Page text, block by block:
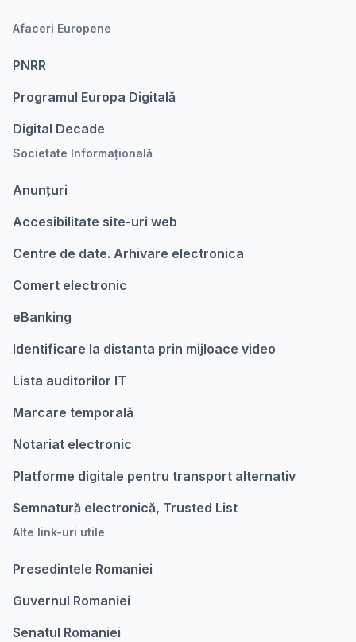
Afaceri Europene
PNRR
Programul Europa Digitalǎ
Digital Decade
Societate Informațională
Anunțuri
Accesibilitate site-uri web
Centre de date. Arhivare electronica
Comert electronic
eBanking
Identificare la distanta prin mijloace video
Lista auditorilor IT
Marcare temporalǎ
Notariat electronic
Platforme digitale pentru transport alternativ
Semnatură electronică, Trusted List
Alte link-uri utile
Presedintele Romaniei
Guvernul Romaniei
Senatul Romaniei